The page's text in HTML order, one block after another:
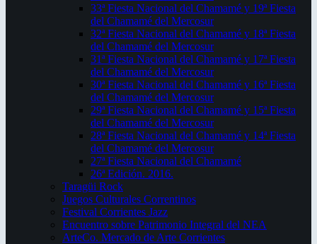
33ª Fiesta Nacional del Chamamé y 19ª Fiesta
del Chamamé del Mercosur
32ª Fiesta Nacional del Chamamé y 18ª Fiesta
del Chamamé del Mercosur
31ª Fiesta Nacional del Chamamé y 17ª Fiesta
del Chamamé del Mercosur
30ª Fiesta Nacional del Chamamé y 16ª Fiesta
del Chamamé del Mercosur
29ª Fiesta Nacional del Chamamé y 15ª Fiesta
del Chamamé del Mercosur
28ª Fiesta Nacional del Chamamé y 14ª Fiesta
del Chamamé del Mercosur
27ª Fiesta Nacional del Chamamé
26ª Edición. 2016.
Taragüi Rock
Juegos Culturales Correntinos
Festival Corrientes Jazz
Encuentro sobre Patrimonio Integral del NEA
ArteCo. Mercado de Arte Corrientes